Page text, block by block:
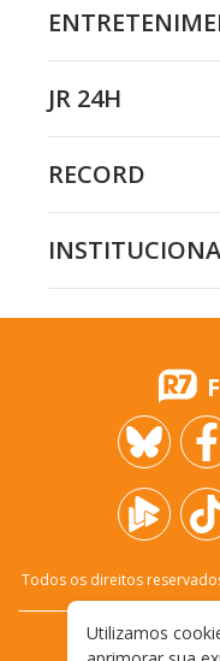
JR 24H
RECORD
Todos os direitos
Utilizamos